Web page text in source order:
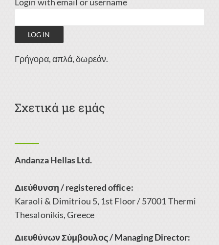
Γρήγορα, απλά, δωρεάν.
Σχετικά με εμάς
Andanza Hellas Ltd.
Διεύθυνση / registered office:
Karaoli & Dimitriou 5, 1st Floor / 57001 Thermi
Thesalonikis, Greece
Διευθύνων Σύμβουλος / Managing Director: